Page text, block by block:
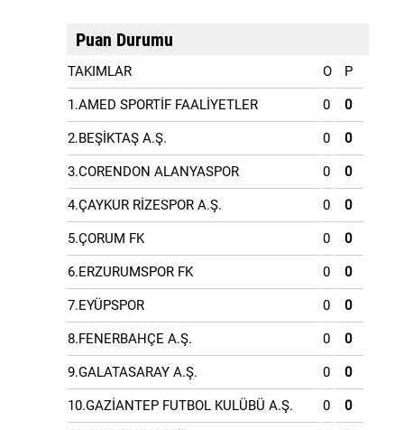
Puan Durumu
TAKIMLAR O P
1.AMED SPORTİF FAALİYETLER 0 0
2.BEŞİKTAŞ A.Ş. 0 0
3.CORENDON ALANYASPOR 0 0
4.ÇAYKUR RİZESPOR A.Ş. 0 0
5.ÇORUM FK 0 0
6.ERZURUMSPOR FK 0 0
7.EYÜPSPOR 0 0
8.FENERBAHÇE A.Ş. 0 0
9.GALATASARAY A.Ş. 0 0
10.GAZİANTEP FUTBOL KULÜBÜ A.Ş. 0 0